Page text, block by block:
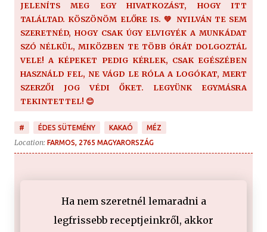
JELENÍTS MEG EGY HIVATKOZÁST, HOGY ITT
TALÁLTAD. KÖSZÖNÖM ELŐRE IS. 💚 NYILVÁN TE SEM
SZERETNÉD, HOGY CSAK ÚGY ELVIGYÉK A MUNKÁDAT
SZÓ NÉLKÜL, MIKÖZBEN TE TÖBB ÓRÁT DOLGOZTÁL
VELE! A KÉPEKET PEDIG KÉRLEK, CSAK EGÉSZÉBEN
HASZNÁLD FEL, NE VÁGD LE RÓLA A LOGÓKAT, MERT
SZERZŐI JOG VÉDI ŐKET. LEGYÜNK EGYMÁSRA
TEKINTETTEL! 😊
# ÉDES SÜTEMÉNY KAKAÓ MÉZ
Location: FARMOS, 2765 MAGYARORSZÁG
Ha nem szeretnél lemaradni a
legfrissebb receptjeinkről, akkor